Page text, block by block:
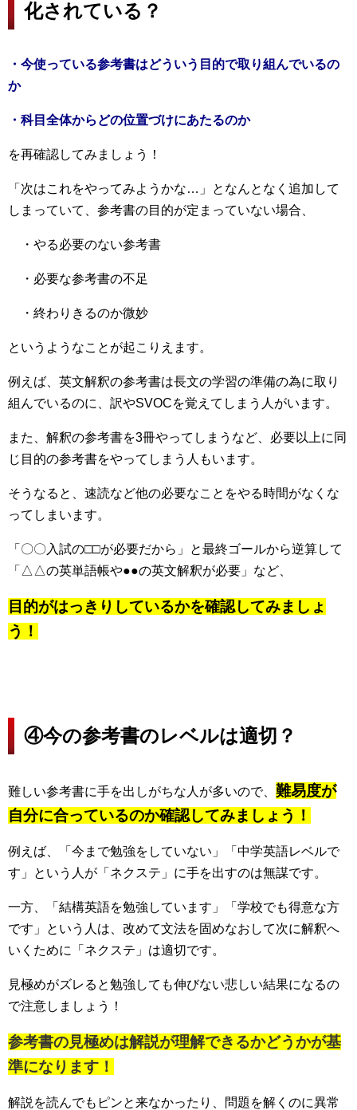
化されている？
・今使っている参考書はどういう目的で取り組んでいるの
か
・科目全体からどの位置づけにあたるのか
を再確認してみましょう！
「次はこれをやってみようかな…」となんとなく追加して
しまっていて、参考書の目的が定まっていない場合、
・やる必要のない参考書
・必要な参考書の不足
・終わりきるのか微妙
というようなことが起こりえます。
例えば、英文解釈の参考書は長文の学習の準備の為に取り
組んでいるのに、訳やSVOCを覚えてしまう人がいます。
また、解釈の参考書を3冊やってしまうなど、必要以上に同
じ目的の参考書をやってしまう人もいます。
そうなると、速読など他の必要なことをやる時間がなくな
ってしまいます。
「〇〇入試の□□が必要だから」と最終ゴールから逆算して
「△△の英単語帳や●●の英文解釈が必要」など、
目的がはっきりしているかを確認してみましょ
う！
④今の参考書のレベルは適切？
難しい参考書に手を出しがちな人が多いので、 難易度が
自分に合っているのか確認してみましょう！
例えば、「今まで勉強をしていない」「中学英語レベルで
す」という人が「ネクステ」に手を出すのは無謀です。
一方、「結構英語を勉強しています」「学校でも得意な方
です」という人は、改めて文法を固めなおして次に解釈へ
いくために「ネクステ」は適切です。
見極めがズレると勉強しても伸びない悲しい結果になるの
で注意しましょう！
参考書の見極めは解説が理解できるかどうかが基
準になります！
解説を読んでもピンと来なかったり、問題を解くのに異常